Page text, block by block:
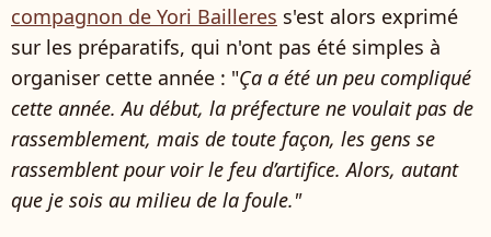
compagnon de Yori Bailleres s'est alors exprimé
sur les préparatifs, qui n'ont pas été simples à
organiser cette année : "Ça a été un peu compliqué
cette année. Au début, la préfecture ne voulait pas de
rassemblement, mais de toute façon, les gens se
rassemblent pour voir le feu d’artifice. Alors, autant
que je sois au milieu de la foule."